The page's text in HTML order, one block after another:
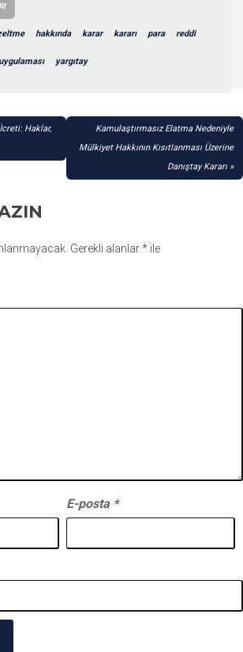
hakkında karar kararı para reddi
uygulaması yargıtay
Haklar,
Kamulaştırmasız Elatma Nedeniyle
Mülkiyet Hakkının Kısıtlanması Üzerine
Danıştay Kararı
Gerekli alanlar* ile
E-posta *